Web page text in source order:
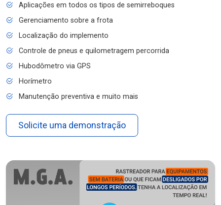
Aplicações em todos os tipos de semirreboques
Gerenciamento sobre a frota
Localização do implemento
Controle de pneus e quilometragem percorrida
Hubodômetro via GPS
Horímetro
Manutenção preventiva e muito mais
Solicite uma demonstração